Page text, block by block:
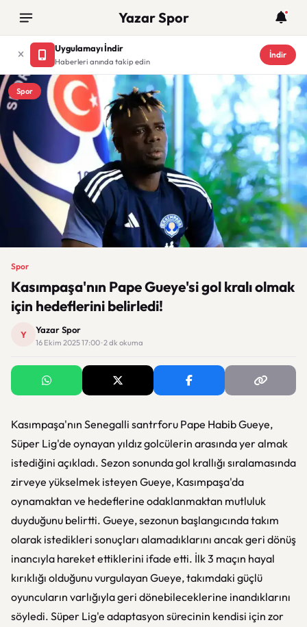
Yazar Spor
Uygulamayı İndir
Haberleri anında takip edin
İndir
Spor
Spor
Kasımpaşa'nın Pape Gueye'si gol kralı olmak
için hedeflerini belirledi!
Y Yazar Spor
16 Ekim 2025 17:00 · 2 dk okuma
Kasımpaşa'nın Senegalli santrforu Pape Habib Gueye,
Süper Lig'de oynayan yıldız golcülerin arasında yer almak
istediğini açıkladı. Sezon sonunda gol krallığı sıralamasında
zirveye yükselmek isteyen Gueye, Kasımpaşa'da
oynamaktan ve hedeflerine odaklanmaktan mutluluk
duyduğunu belirtti. Gueye, sezonun başlangıcında takım
olarak istedikleri sonuçları alamadıklarını ancak geri dönüş
inancıyla hareket ettiklerini ifade etti. İlk 3 maçın hayal
kırıklığı olduğunu vurgulayan Gueye, takımdaki güçlü
oyuncuların varlığıyla geri dönebileceklerine inandıklarını
söyledi. Süper Lig'e adaptasyon sürecinin kendisi için zor